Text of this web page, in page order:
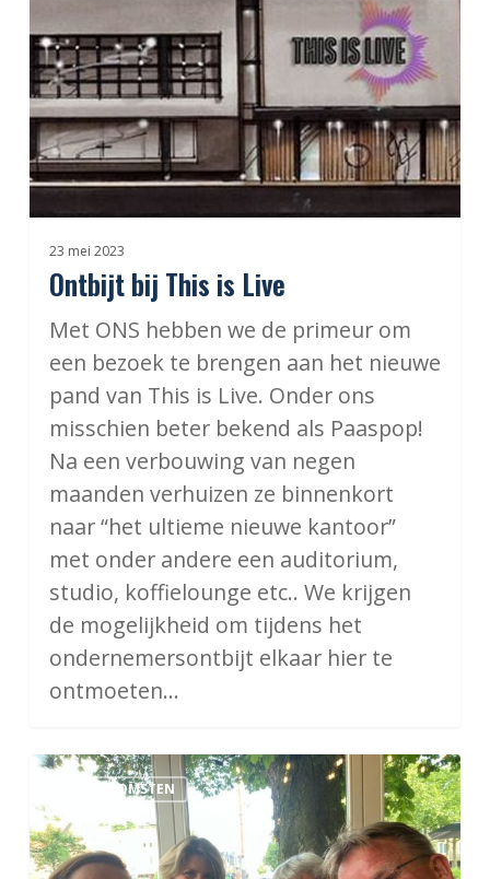
is
Live
23 mei 2023
Ontbijt bij This is Live
Met ONS hebben we de primeur om
een bezoek te brengen aan het nieuwe
pand van This is Live. Onder ons
misschien beter bekend als Paaspop!
Na een verbouwing van negen
maanden verhuizen ze binnenkort
naar “het ultieme nieuwe kantoor”
met onder andere een auditorium,
studio, koffielounge etc.. We krijgen
de mogelijkheid om tijdens het
ondernemersontbijt elkaar hier te
ontmoeten…
Blind
Dinner
2023
BIJEENKOMSTEN